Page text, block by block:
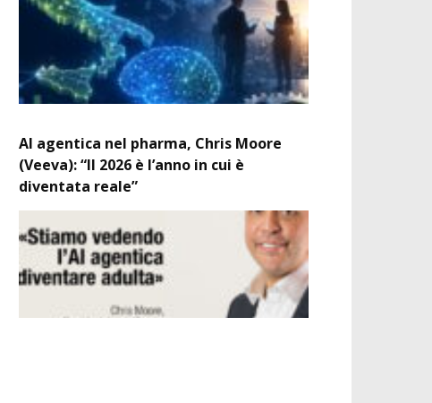
AI agentica nel pharma, Chris Moore
(Veeva): “Il 2026 è l’anno in cui è
diventata reale”